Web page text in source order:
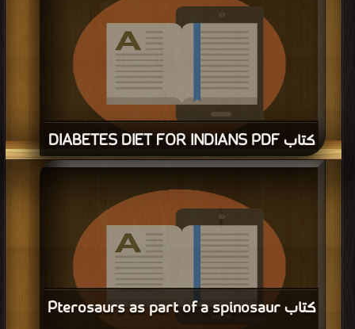
كتاب DIABETES DIET FOR INDIANS PDF
قراءة و تحميل كتاب كتاب DIABETES DIET FOR INDIANS PDF مجانا | مكتبة >
كتب في تحميل| التحميل : مرة/مرات
كتاب Pterosaurs as part of a spinosaur